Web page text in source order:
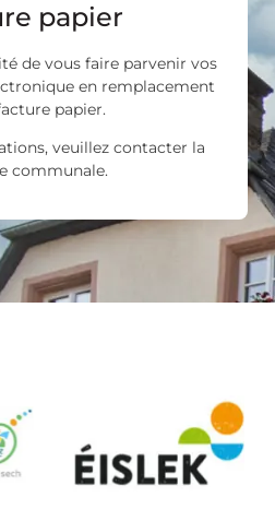
papier
de vous faire parvenir vos
en remplacement
papier.
veuillez contacter la
communale.